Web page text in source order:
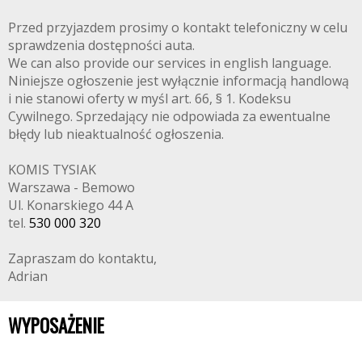
Przed przyjazdem prosimy o kontakt telefoniczny w celu
sprawdzenia dostępności auta.
We can also provide our services in english language.
Niniejsze ogłoszenie jest wyłącznie informacją handlową
i nie stanowi oferty w myśl art. 66, § 1. Kodeksu
Cywilnego. Sprzedający nie odpowiada za ewentualne
błędy lub nieaktualność ogłoszenia.
KOMIS TYSIAK
Warszawa - Bemowo
Ul. Konarskiego 44 A
tel. 530 000 320
Zapraszam do kontaktu,
Adrian
WYPOSAŻENIE